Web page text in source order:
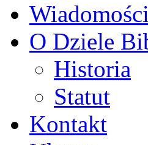
O Dziele
Historia
Statut
Kontakt